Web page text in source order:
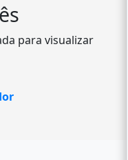
para visualizar